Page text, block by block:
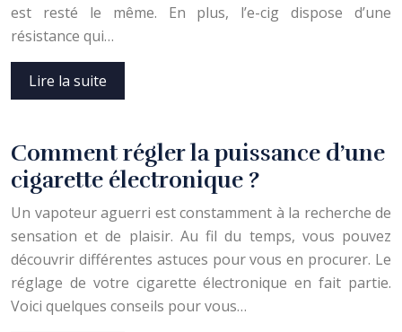
est resté le même. En plus, l’e-cig dispose d’une
résistance qui…
Lire la suite
Comment régler la puissance d’une
cigarette électronique ?
Un vapoteur aguerri est constamment à la recherche de
sensation et de plaisir. Au fil du temps, vous pouvez
découvrir différentes astuces pour vous en procurer. Le
réglage de votre cigarette électronique en fait partie.
Voici quelques conseils pour vous…